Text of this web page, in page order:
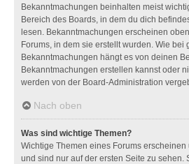
Bekanntmachungen beinhalten meist
Bereich des Boards, in dem du dich
lesen. Bekanntmachungen erscheinen
Forums, in dem sie erstellt wurden. Wie bei
Bekanntmachungen hängt es von deinen
Bekanntmachungen erstellen kannst oder
werden von der Board-Administration
Nach oben
Was sind wichtige Themen?
Wichtige Themen eines Forums
und sind nur auf der ersten Seite zu sehen.